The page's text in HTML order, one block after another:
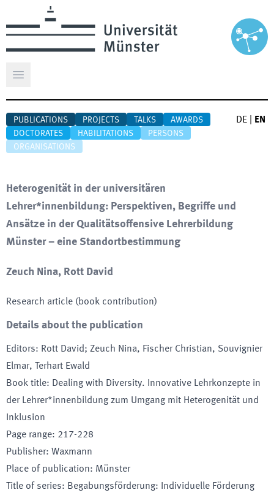
Open main menu
PUBLICATIONS PROJECTS TALKS
AWARDS
DOCTORATES
HABILITATIONS
PERSONS
ORGANISATIONS
DE EN
Heterogenität in der universitären
Lehrer*innenbildung: Perspektiven, Begriffe und
Ansätze in der Qualitätsoffensive Lehrerbildung
Münster – eine Standortbestimmung
Zeuch Nina, Rott David
Research article (book contribution)
Details about the publication
Editors: Rott David; Zeuch Nina, Fischer Christian, Souvignier
Elmar, Terhart Ewald
Book title: Dealing with Diversity. Innovative Lehrkonzepte in
der Lehrer*innenbildung zum Umgang mit Heterogenität und
Inklusion
Page range: 217-228
Publisher: Waxmann
Place of publication: Münster
Title of series: Begabungsförderung: Individuelle Förderung